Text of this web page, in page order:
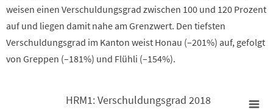
weisen einen Verschuldungsgrad zwischen 100 und 120 Prozent
auf und liegen damit nahe am Grenzwert. Den tiefsten
Verschuldungsgrad im Kanton weist Honau (–201%) auf, gefolgt
von Greppen (–181%) und Flühli (–154%).
HRM1: Verschuldungsgrad 2018